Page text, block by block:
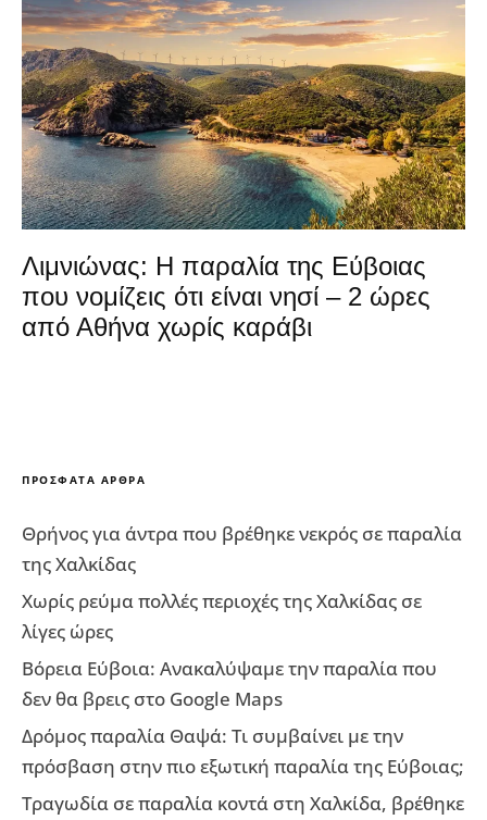
Λιμνιώνας: Η παραλία της Εύβοιας
που νομίζεις ότι είναι νησί – 2 ώρες
από Αθήνα χωρίς καράβι
ΠΡΌΣΦΑΤΑ ΆΡΘΡΑ
Θρήνος για άντρα που βρέθηκε νεκρός σε παραλία
της Χαλκίδας
Χωρίς ρεύμα πολλές περιοχές της Χαλκίδας σε
λίγες ώρες
Βόρεια Εύβοια: Ανακαλύψαμε την παραλία που
δεν θα βρεις στο Google Maps
Δρόμος παραλία Θαψά: Τι συμβαίνει με την
πρόσβαση στην πιο εξωτική παραλία της Εύβοιας;
Τραγωδία σε παραλία κοντά στη Χαλκίδα, βρέθηκε